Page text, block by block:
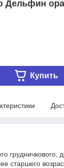
Дельфин
Купить
грудничкового,
старшего